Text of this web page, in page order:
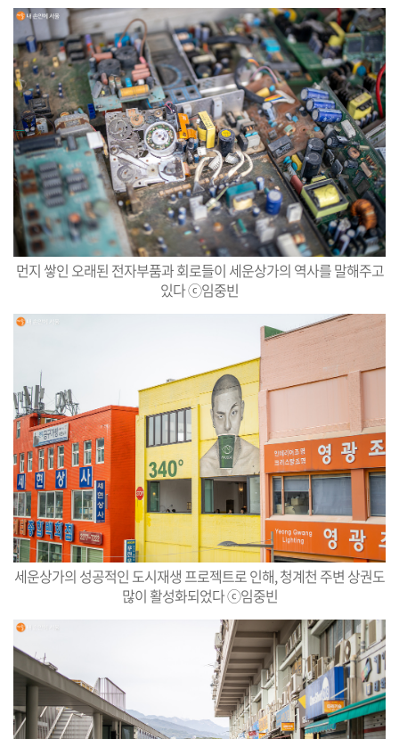
먼지 쌓인 오래된 전자부품과 회로들이 세운상가의 역사를 말해주고
있다 ⓒ임중빈
세운상가의 성공적인 도시재생 프로젝트로 인해, 청계천 주변 상권도
많이 활성화되었다 ⓒ임중빈